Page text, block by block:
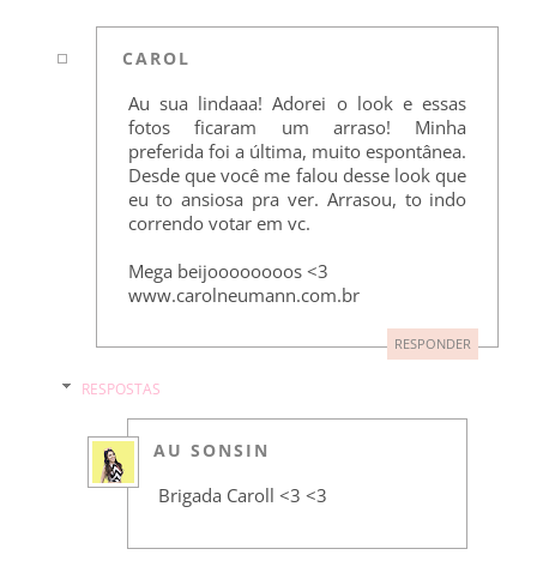
CAROL
Au sua lindaaa! Adorei o look e essas
fotos ficaram um arraso! Minha
preferida foi a última, muito espontânea.
Desde que você me falou desse look que
eu to ansiosa pra ver. Arrasou, to indo
correndo votar em vc.
Mega beijoooooooos <3
www.carolneumann.com.br
RESPONDER
RESPOSTAS
AU SONSIN
Brigada Caroll <3 <3